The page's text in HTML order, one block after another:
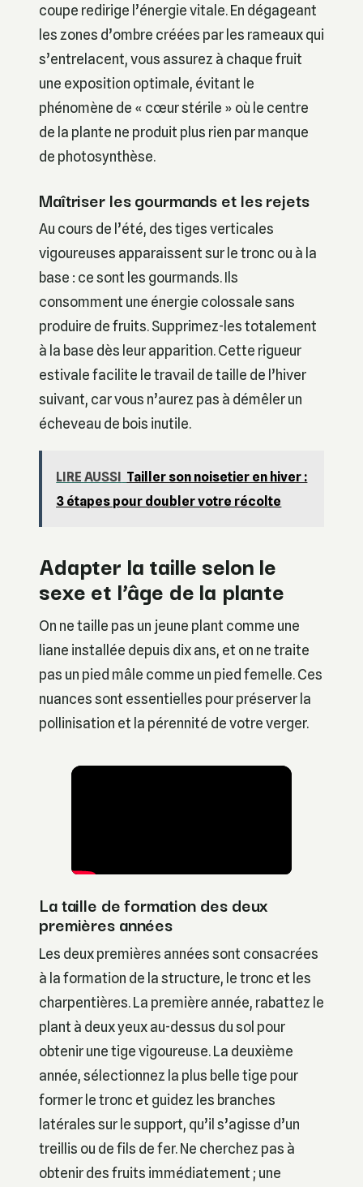
coupe redirige l’énergie vitale. En dégageant
les zones d’ombre créées par les rameaux qui
s’entrelacent, vous assurez à chaque fruit
une exposition optimale, évitant le
phénomène de « cœur stérile » où le centre
de la plante ne produit plus rien par manque
de photosynthèse.
Maîtriser les gourmands et les rejets
Au cours de l’été, des tiges verticales
vigoureuses apparaissent sur le tronc ou à la
base : ce sont les gourmands. Ils
consomment une énergie colossale sans
produire de fruits. Supprimez-les totalement
à la base dès leur apparition. Cette rigueur
estivale facilite le travail de taille de l’hiver
suivant, car vous n’aurez pas à démêler un
écheveau de bois inutile.
LIRE AUSSI Tailler son noisetier en hiver :
3 étapes pour doubler votre récolte
Adapter la taille selon le
sexe et l’âge de la plante
On ne taille pas un jeune plant comme une
liane installée depuis dix ans, et on ne traite
pas un pied mâle comme un pied femelle. Ces
nuances sont essentielles pour préserver la
pollinisation et la pérennité de votre verger.
La taille de formation des deux
premières années
Les deux premières années sont consacrées
à la formation de la structure, le tronc et les
charpentières. La première année, rabattez le
plant à deux yeux au-dessus du sol pour
obtenir une tige vigoureuse. La deuxième
année, sélectionnez la plus belle tige pour
former le tronc et guidez les branches
latérales sur le support, qu’il s’agisse d’un
treillis ou de fils de fer. Ne cherchez pas à
obtenir des fruits immédiatement ; une